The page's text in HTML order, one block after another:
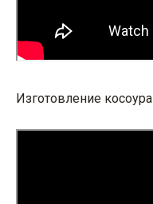
Изготовление косоура